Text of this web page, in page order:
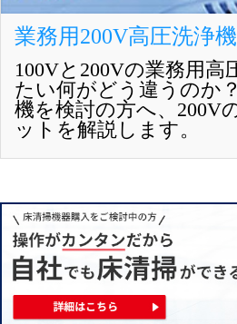
業務用200V高圧洗浄
100Vと200Vの業務用高
たい何がどう違うのか
機を検討の方へ、200V
ットを解説します。